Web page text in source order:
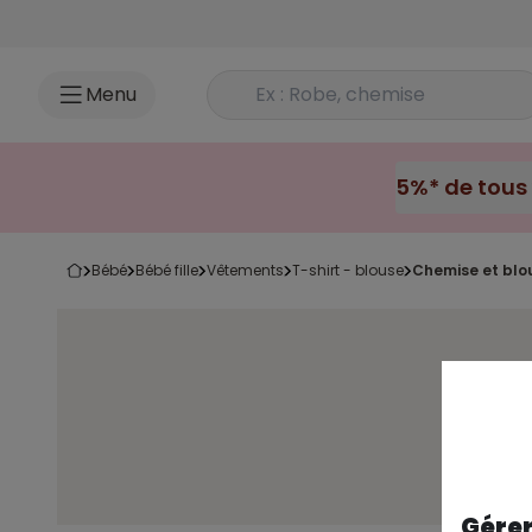
Menu Rechercher un produit
bébé bébé fille vêtements t-shirt - blouse chemise et